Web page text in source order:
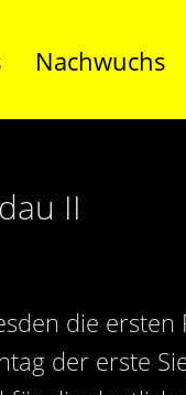
Nachwuchs
II
die
der erste